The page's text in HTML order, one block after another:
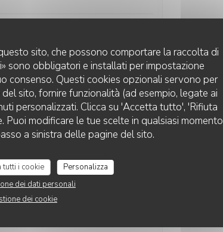
sito, che possono comportare la raccolta di
sono obbligatori e installati per impostazione
consenso. Questi cookies opzionali servono per
sito, fornire funzionalità (ad esempio, legate ai
personalizzati. Clicca su 'Accetta tutto', 'Rifiuta
modificare le tue scelte in qualsiasi momento
a sinistra delle pagine del sito.
tutti i cookie
Personalizza
dei dati personali
dei cookie
: 5/5 Cucina: 5/5 Qualità / Prezzo 5/5
:4/5 Cucina